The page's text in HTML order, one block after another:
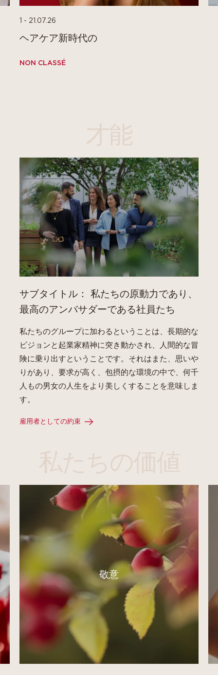
1 - 21.07.26
ヘアケア新時代の
NON CLASSÉ
サブタイトル： 私たちの原動力であり、
最高のアンバサダーである社員たち
私たちのグループに加わるということは、長期的な
ビジョンと起業家精神に突き動かされ、人間的な冒
険に乗り出すということです。それはまた、思いや
りがあり、要求が高く、包摂的な環境の中で、何千
人もの男女の人生をより美しくすることを意味しま
す。
雇用者としての約束
敬意